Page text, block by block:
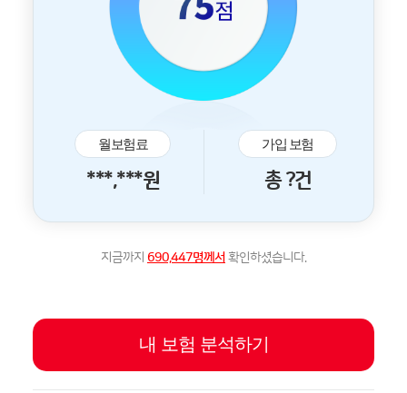
월보험료
***,***원
가입 보험
총 ?건
지금까지 690,447명께서 확인하셨습니다.
내 보험 분석하기